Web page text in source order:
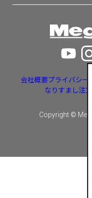
会社概要プライバシー
なりすまし注
Copyright ©